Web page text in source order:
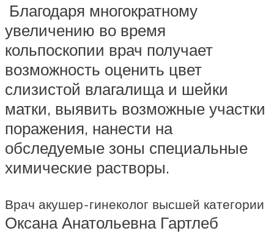
Благодаря многократному
увеличению во время
кольпоскопии врач получает
возможность оценить цвет
слизистой влагалища и шейки
матки, выявить возможные участки
поражения, нанести на
обследуемые зоны специальные
химические растворы.
Врач акушер-гинеколог высшей категории
Оксана Анатольевна Гартлеб